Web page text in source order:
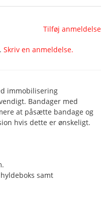
Tilføj anmeldelse
Skriv en anmeldelse.
immobilisering
Bandager med
at påsætte bandage og
hvis dette er ønskeligt.
samt